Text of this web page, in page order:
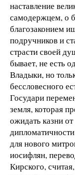
наставление
самодержцем, о
благозаконием
подручников и
страсти своей
бывает, не есть
Владыки, но
бессловесного
Государи
земля, которая
ожидать казни
для нового
иосифлян,
Кирского,